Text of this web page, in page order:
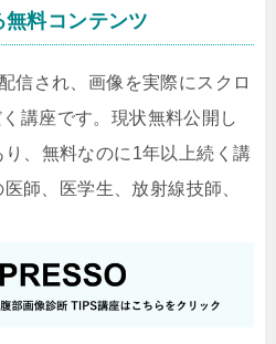
料コンテンツ
信され、画像を実際にスクロ
講座です。現状無料公開し
、無料なのに1年以上続く講
師、医学生、放射線技師、